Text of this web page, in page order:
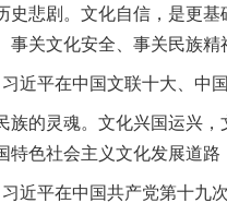
史悲剧。文化自信，是更
关文化安全、事关民族精
平在中国文联十大、中国
灵魂。文化兴国运兴，
特色社会主义文化发展道
平在中国共产党第十九次